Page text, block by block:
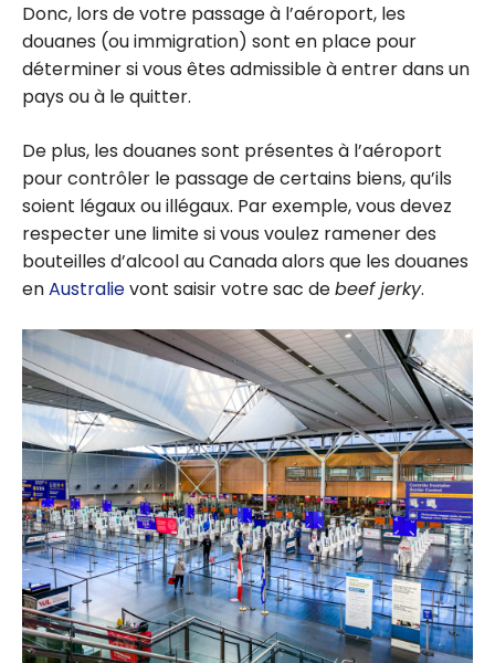
Donc, lors de votre passage à l’aéroport, les
douanes (ou immigration) sont en place pour
déterminer si vous êtes admissible à entrer dans un
pays ou à le quitter.
De plus, les douanes sont présentes à l’aéroport
pour contrôler le passage de certains biens, qu’ils
soient légaux ou illégaux. Par exemple, vous devez
respecter une limite si vous voulez ramener des
bouteilles d’alcool au Canada alors que les douanes
enAustralievont saisir votre sac debeef jerky.